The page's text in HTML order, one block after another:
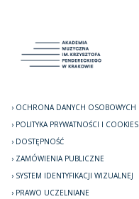
OCHRONA DANYCH OSOBOWYCH
POLITYKA PRYWATNOŚCI I COOKIES
DOSTĘPNOŚĆ
ZAMÓWIENIA PUBLICZNE
SYSTEM IDENTYFIKACJI WIZUALNEJ
PRAWO UCZELNIANE